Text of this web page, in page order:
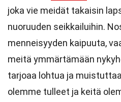
joka vie meidät takaisin
nuoruuden seikkailuihin.
menneisyyden kaipuuta,
meitä ymmärtämään
tarjoaa lohtua ja
olemme tulleet ja keitä